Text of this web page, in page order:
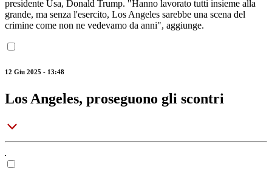
presidente Usa, Donald Trump. "Hanno lavorato tutti insieme alla
grande, ma senza l'esercito, Los Angeles sarebbe una scena del
crimine come non ne vedevamo da anni", aggiunge.
12 Giu 2025 - 13:48
Los Angeles, proseguono gli scontri